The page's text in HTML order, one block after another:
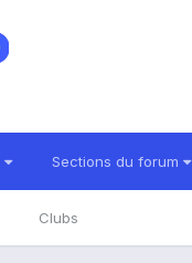
Sections du forum
Clubs